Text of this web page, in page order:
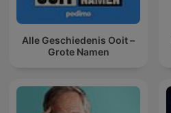
Alle Geschiedenis Ooit –
Grote Namen